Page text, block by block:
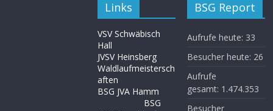
Links
VSV Schwäbisch
Hall
JVSV Heinsberg
Waldlaufmeistersch
aften
BSG JVA Hamm
BSG
BSG Report
Aufrufe heute: 33
Besucher heute: 26
Aufrufe
gesamt: 1.474.353
Besucher